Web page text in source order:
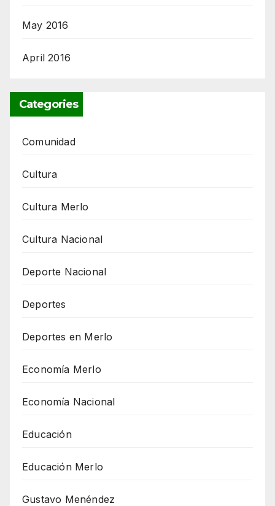
May 2016
April 2016
Categories
Comunidad
Cultura
Cultura Merlo
Cultura Nacional
Deporte Nacional
Deportes
Deportes en Merlo
Economía Merlo
Economía Nacional
Educación
Educación Merlo
Gustavo Menéndez